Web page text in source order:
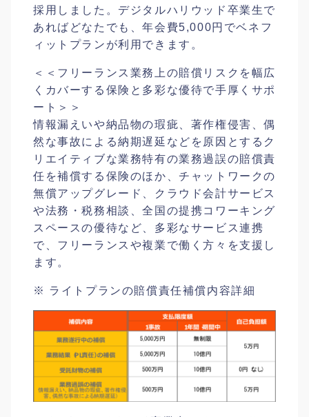
採用しました。デジタルハリウッド卒業生で
あればどなたでも、年会費5,000円でベネフ
ィットプランが利用できます。
＜＜フリーランス業務上の賠償リスクを幅広
くカバーする保険と多彩な優待で手厚くサポ
ート＞＞
情報漏えいや納品物の瑕疵、著作権侵害、偶
然な事故による納期遅延などを原因とするク
リエイティブな業務特有の業務過誤の賠償責
任を補償する保険のほか、チャットワークの
無償アップグレード、クラウド会計サービス
や法務・税務相談、全国の提携コワーキング
スペースの優待など、多彩なサービス連携
で、フリーランスや複業で働く方々を支援し
ます。
※ ライトプランの賠償責任補償内容詳細